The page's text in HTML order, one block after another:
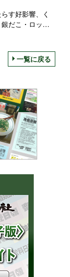
す好影響、く
だこ・ロッ
一覧に戻る